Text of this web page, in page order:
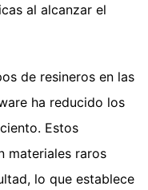
al alcanzar el
de resineros en las
ha reducido los
Estos
materiales raros
lo que establece